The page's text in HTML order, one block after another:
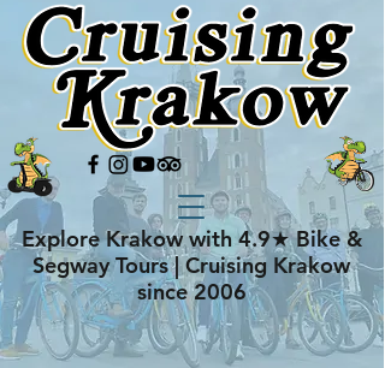
Explore Krakow with 4.9★ Bike &
Segway Tours | Cruising Krakow
since 2006